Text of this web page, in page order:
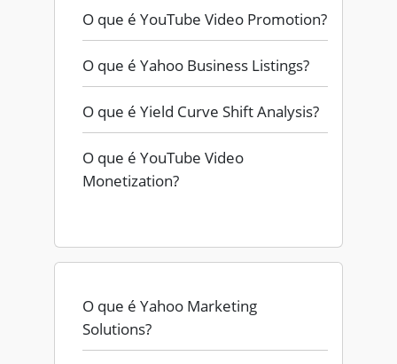
O que é YouTube Video Promotion?
O que é Yahoo Business Listings?
O que é Yield Curve Shift Analysis?
O que é YouTube Video
Monetization?
O que é Yahoo Marketing
Solutions?